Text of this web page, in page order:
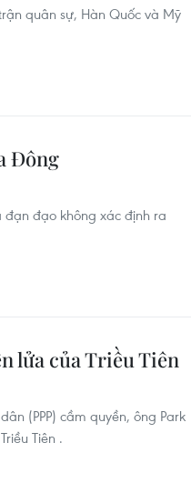
quân sự, Hàn Quốc và Mỹ
Đông
đạn đạo không xác định ra
lửa của Triều Tiên
(PPP) cầm quyền, ông Park
Tiên .